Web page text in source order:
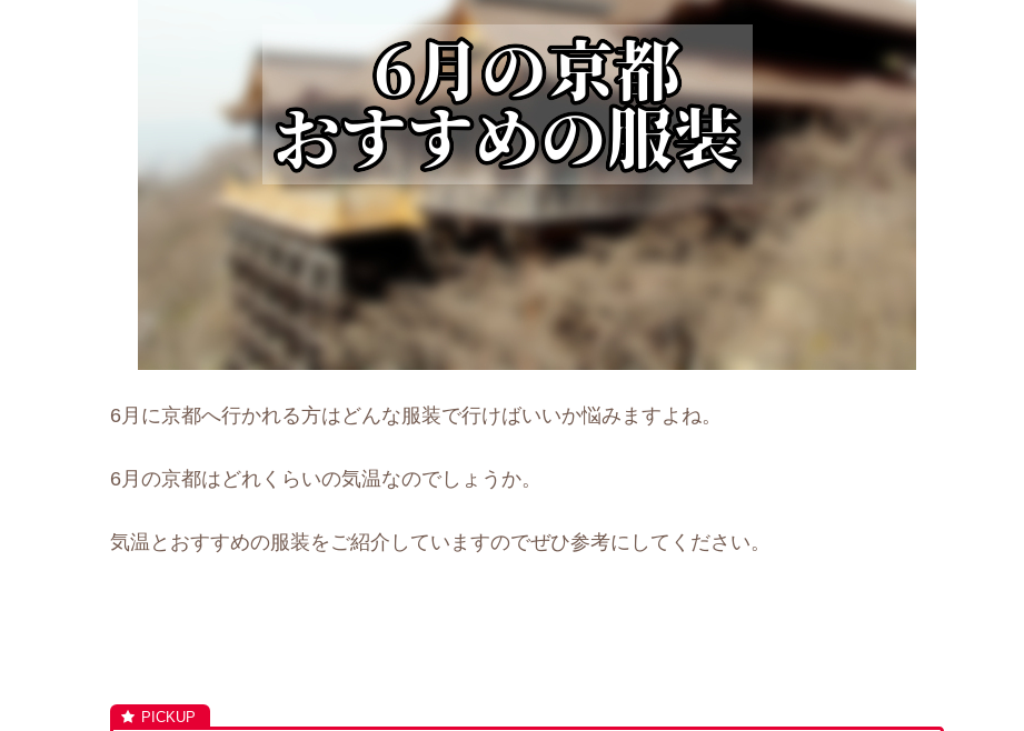
6月に京都へ行かれる方はどんな服装で行けばいいか悩みますよね。
6月の京都はどれくらいの気温なのでしょうか。
気温とおすすめの服装をご紹介していますのでぜひ参考にしてください。